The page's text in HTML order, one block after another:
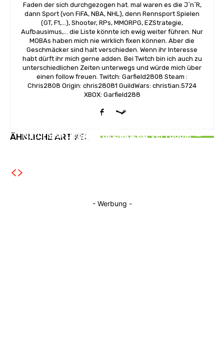
Faden der sich durchgezogen hat. mal waren es die J´n´R,
dann Sport (von FiFA, NBA, NHL), denn Rennsport Spielen
(GT, F1,...), Shooter, RPs, MMORPG, EZStrategie,
Aufbausimus,... die Liste könnte ich ewig weiter führen. Nur
MOBAs haben mich nie wirklich fixen können. Aber die
Geschmäcker sind halt verschieden. Wenn ihr Interesse
habt dürft ihr mich gerne adden. Bei Twitch bin ich auch zu
unterschiedlichen Zeiten unterwegs und würde mich über
einen follow freuen. Twitch: Garfield2808 Steam :
Chris2808 Origin: chris28081 GuildWars: christian.5724
XBOX: Garfield288
ÄHNLICHE ARTIKEL
NEWS
Arten von Spielen
Naturalist Update für Ball x Pit verfügbar —
Neuer Horror‑Titel The Skin Stapler feiert
- Werbung -